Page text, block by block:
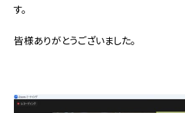
す。
皆様ありがとうございました。